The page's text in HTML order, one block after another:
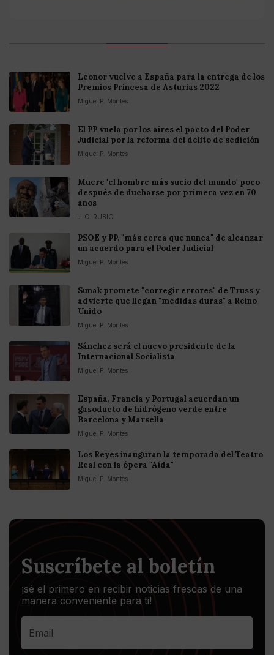
Leonor vuelve a España para la entrega de los
Premios Princesa de Asturias 2022
Miguel P. Montes
El PP vuela por los aires el pacto del Poder
Judicial por la reforma del delito de sedición
Miguel P. Montes
Muere 'el hombre más sucio del mundo' poco
después de ducharse por primera vez en 70
años
J. C. RUBIO
PSOE y PP, "más cerca que nunca" de alcanzar
un acuerdo para el Poder Judicial
Miguel P. Montes
Sunak promete "corregir errores" de Truss y
advierte que llegan "medidas duras" a Reino
Unido
Miguel P. Montes
Sánchez será el nuevo presidente de la
Internacional Socialista
Miguel P. Montes
España, Francia y Portugal acuerdan un
gasoducto de hidrógeno verde entre
Barcelona y Marsella
Miguel P. Montes
Los Reyes inauguran la temporada del Teatro
Real con la ópera "Aída"
Miguel P. Montes
Suscríbete al boletín
¡sé el primero en recibir noticias frescas de una
manera conveniente para ti!